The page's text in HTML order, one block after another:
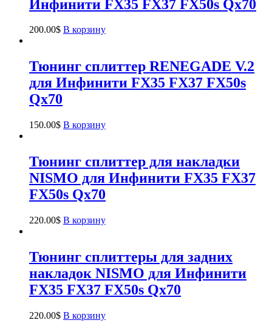
Инфинити FX35 FX37 FX50s Qx70
200.00$ В корзину
Тюнинг сплиттер RENEGADE V.2
для Инфинити FX35 FX37 FX50s
Qx70
150.00$ В корзину
Тюнинг сплиттер для накладки
NISMO для Инфинити FX35 FX37
FX50s Qx70
220.00$ В корзину
Тюнинг сплиттеры для задних
накладок NISMO для Инфинити
FX35 FX37 FX50s Qx70
220.00$ В корзину